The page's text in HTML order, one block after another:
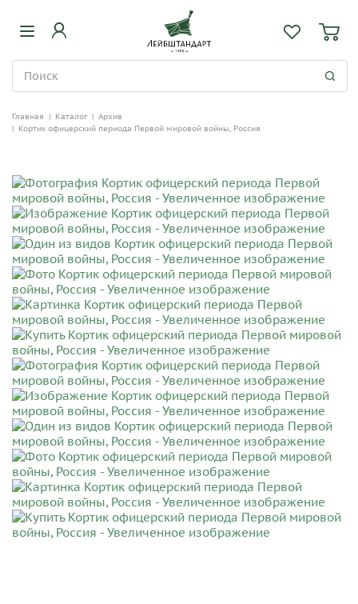
Главная | Каталог | Архив
| Кортик офицерский периода Первой мировой войны, Россия